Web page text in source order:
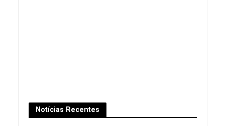
Notícias Recentes